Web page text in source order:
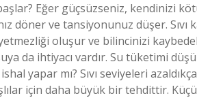
Eğer güçsüzseniz, kendinizi
döner ve tansiyonunuz düşer.
oluşur ve bilincinizi
da ihtiyacı vardır. Su tüketimi
yapar mı? Sıvı seviyeleri
için daha büyük bir tehdittir.